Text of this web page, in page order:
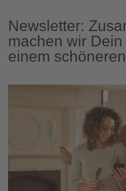
Newsletter:
machen wir
einem